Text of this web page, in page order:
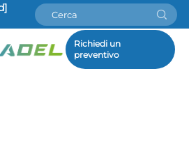
Richiedi un
preventivo